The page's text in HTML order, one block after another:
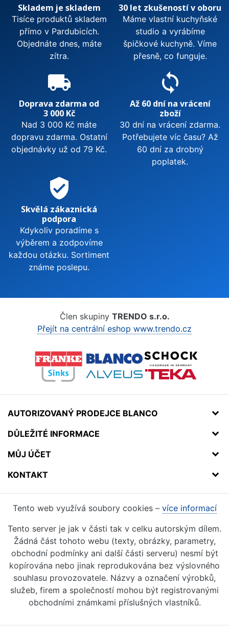
Skladem je skladem
Tisíce produktů skladem
přímo v Pardubicích.
Objednáte dnes, máte
zítra.
30 let zkušeností v oboru
Máme vlastní kuchyňské
studio a vyrábíme
špičkové kuchyně. Víme
přesně, co funguje.
local_shipping
Doprava zdarma od
3 000 Kč
Nad 3 000 Kč máte
dopravu zdarma. Ostatní
objednávky už od 79 Kč.
sync
Až 60 dní na vrácení
zboží
30 dní na vrácení zdarma.
Potřebujete víc času? Až
60 dní za drobný
poplatek.
verified_user
Skvělá zákaznická
podpora
Kdykoliv poradíme s
výběrem a zodpovíme
každou otázku. Sortiment
známe poslepu.
Člen skupiny TRENDO s.r.o.
Přejít na centrální eshop www.trendo.cz
AUTORIZOVANÝ PRODEJCE BLANCO
DŮLEŽITÉ INFORMACE
MŮJ ÚČET
KONTAKT
Tento web využívá soubory cookies – více informací
Tento server je jak v části tak v celku autorským dílem.
Žádná část tohoto webu (texty, obrázky, parametry,
obchodní podmínky ani další části serveru) nesmí být
kopírována nebo jinak reprodukována bez výslovného
souhlasu provozovatele. Názvy a označení výrobků,
služeb, firem a společností mohou být registrovanými
obchodními známkami příslušných vlastníků.